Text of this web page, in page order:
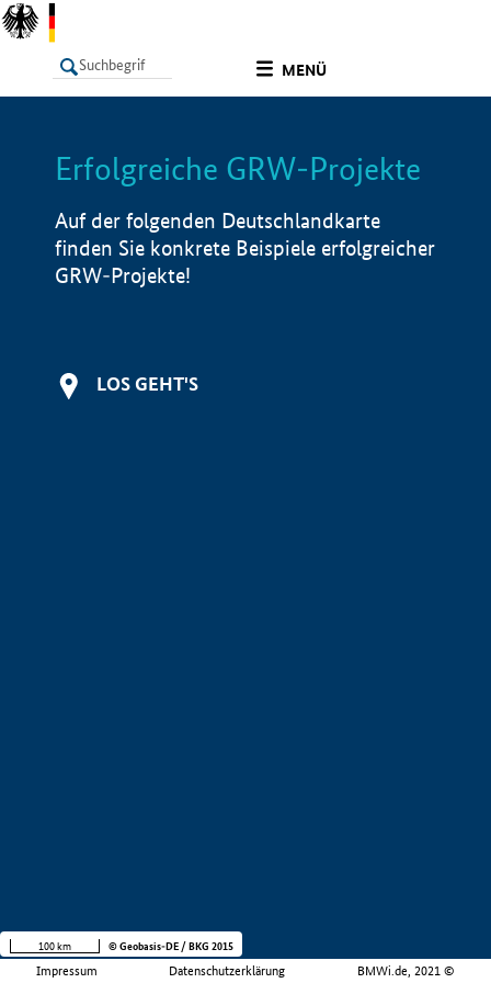
MENÜ
LISTE Info
Erfolgreiche GRW-Projekte
Auf der folgenden Deutschlandkarte
finden Sie konkrete Beispiele erfolgreicher
GRW-Projekte!
LOS GEHT'S
Impressum Datenschutzerklärung BMWi.de, 2021 ©
100 km © Geobasis-DE / BKG 2015